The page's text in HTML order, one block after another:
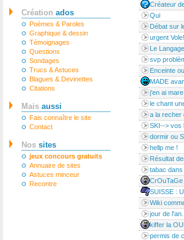
Création ados
Poèmes & Paroles
Graphique & dessin
Témoignages
Questions
Sondages
Trucs & Astuces
Blagues & Devinettes
Citations
Mais aussi
Fais connaître le site
Contact
Nos sites
jeux concours gratuits
Annuaire de sites
Astuces minceur
Recontre
Créateur de
Qui
Débat sur
urgent
Le
svp
Enceinte
MADE
j'en ai mare
le chant
a la recher
SKI--> vos
dormir ou
hellp me !
Résultat
tabac dans
CrOuTaGe
SUISSE :
Wiki
jour de
kiffer la
permis de